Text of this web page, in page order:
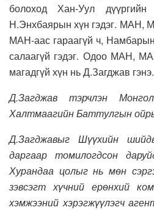
болоход Хан-Уул
Н.Энхбаярын хүн гэдэг. МАН,
МАН-аас гараагүй ч,
салаагүй гэдэг. Одоо МАН,
магадгүй хүн нь Д.Загджав гэнэ.
Д.Загджав тэрчлэн
Халтмаагийн Баттулгын
Д.Загджавыг Шүүхийн
даргаар томилогдсон
Хурандаа цолыг нь мөн
зэвсэгт хүчний ерөнхий
хэмжээний хэрэгжүүлэгч